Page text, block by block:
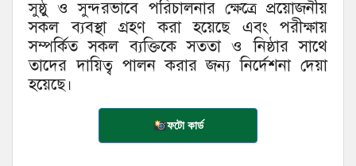
সুষ্ঠু ও সুন্দরভাবে পরিচালনার ক্ষেত্রে প্রয়োজনীয়
সকল ব্যবস্থা গ্রহণ করা হয়েছে এবং পরীক্ষায়
সম্পর্কিত সকল ব্যক্তিকে সততা ও নিষ্ঠার সাথে
তাদের দায়িত্ব পালন করার জন্য নির্দেশনা দেয়া
হয়েছে।
ফটো কার্ড